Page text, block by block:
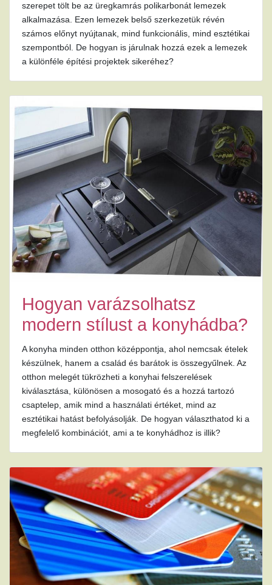
szerepet tölt be az üregkamrás polikarbonát lemezek
alkalmazása. Ezen lemezek belső szerkezetük révén
számos előnyt nyújtanak, mind funkcionális, mind esztétikai
szempontból. De hogyan is járulnak hozzá ezek a lemezek
a különféle építési projektek sikeréhez?
Hogyan varázsolhatsz
modern stílust a konyhádba?
A konyha minden otthon középpontja, ahol nemcsak ételek
készülnek, hanem a család és barátok is összegyűlnek. Az
otthon melegét tükrözheti a konyhai felszerelések
kiválasztása, különösen a mosogató és a hozzá tartozó
csaptelep, amik mind a használati értéket, mind az
esztétikai hatást befolyásolják. De hogyan választhatod ki a
megfelelő kombinációt, ami a te konyhádhoz is illik?